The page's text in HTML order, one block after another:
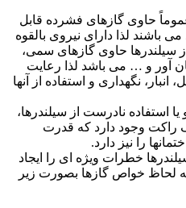
عموماً حاوی گازهای فشرده قابل
باشند لذا دارای نیروی بالقوه
سیلندرها حاوی گازهای سمی،
آور و … می باشد لذا رعایت
نگهداری و استفاده از آنها
استفاده نادرست از سیلندرها،
راکت وجود دارد که قدرت
را نیز دارد.
خطرات ویژه ای را ایجاد
لحاظ خواص گازها بصورت زیر